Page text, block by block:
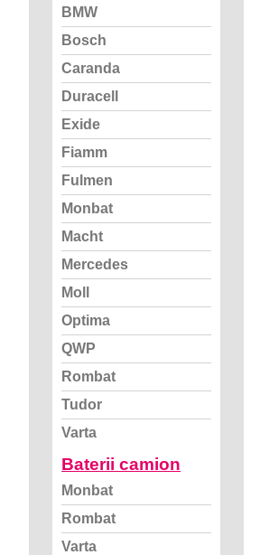
BMW
Bosch
Caranda
Duracell
Exide
Fiamm
Fulmen
Monbat
Macht
Mercedes
Moll
Optima
QWP
Rombat
Tudor
Varta
Baterii camion
Monbat
Rombat
Varta